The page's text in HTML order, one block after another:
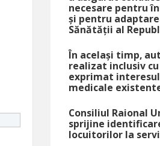
necesare pentru
și pentru
Sănătății al
În același timp,
realizat inclusiv
exprimat
medicale
Consiliul Raional
sprijine
locuitorilor la